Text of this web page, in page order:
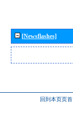
[Newsflashes]
回到本页页首